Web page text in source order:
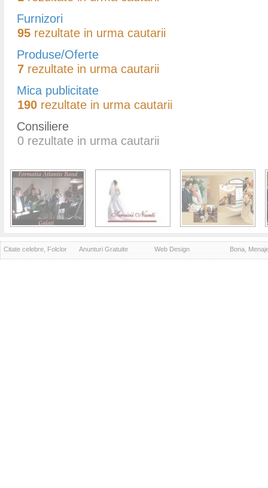
Furnizori
95 rezultate in urma cautarii
Produse/Oferte
7 rezultate in urma cautarii
Mica publicitate
190 rezultate in urma cautarii
Consiliere
0 rezultate in urma cautarii
Citate celebre, Folclor Anunturi Gratuite Web Design Bona,